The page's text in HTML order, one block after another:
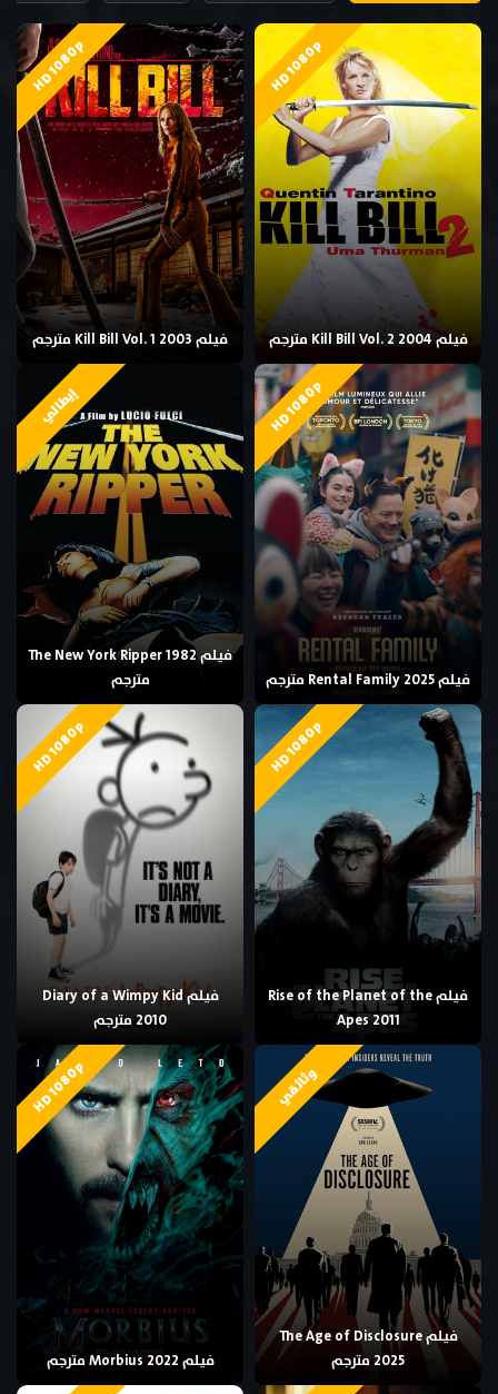
HD 1080p
فيلم Kill Bill Vol. 2 2004 مترجم
HD 1080p
فيلم Kill Bill Vol. 1 2003 مترجم
HD 1080p
فيلم Rental Family 2025 مترجم
إيطالي
فيلم The New York Ripper 1982
مترجم
HD 1080p
فيلم Rise of the Planet of the
Apes 2011
HD 1080p
فيلم Diary of a Wimpy Kid
2010 مترجم
وثائقي
فيلم The Age of Disclosure
2025 مترجم
HD 1080p
فيلم Morbius 2022 مترجم